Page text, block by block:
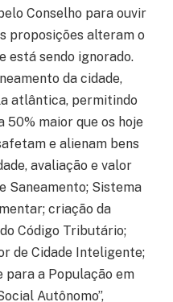
Conselho para ouvir
proposições alteram o
está sendo ignorado.
da cidade,
atlântica, permitindo
maior que os hoje
e alienam bens
avaliação e valor
Saneamento; Sistema
criação da
Código Tributário;
de Cidade Inteligente;
a População em
Autônomo”,